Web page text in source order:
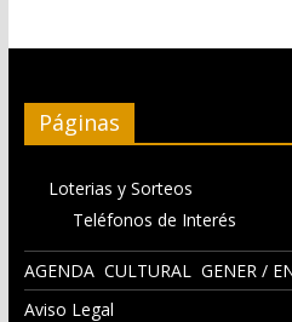
Páginas
Loterias y Sorteos
Teléfonos de Interés
AGENDA CULTURAL GENER /
Aviso Legal